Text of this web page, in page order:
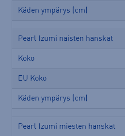
Käden ympärys (cm)
Pearl Izumi naisten hanskat
Koko
EU Koko
Käden ympärys (cm)
Pearl Izumi miesten hanskat